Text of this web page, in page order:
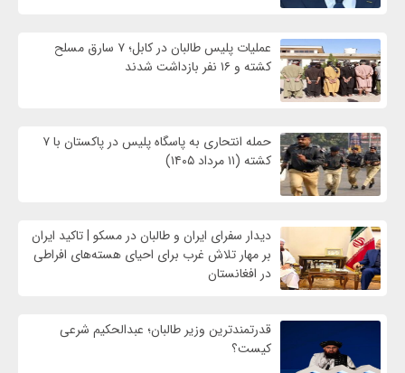
عملیات پلیس طالبان در کابل؛ ۷ سارق مسلح
کشته و ۱۶ نفر بازداشت شدند
حمله انتحاری به پاسگاه پلیس در پاکستان با ۷
کشته (۱۱ مرداد ۱۴۰۵)
دیدار سفرای ایران و طالبان در مسکو | تاکید ایران
بر مهار تلاش‌ غرب برای احیای هسته‌های افراطی
در افغانستان
قدرتمندترین وزیر طالبان؛ عبدالحکیم شرعی
کیست؟